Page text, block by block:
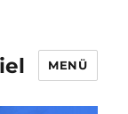
MENÜ